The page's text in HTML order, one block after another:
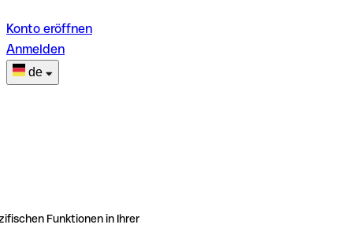
Konto eröffnen
Anmelden
de
Funktionen in Ihrer